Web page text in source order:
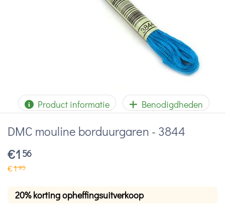
Product informatie Benodigdheden
DMC mouline borduurgaren - 3844
€1 56
€195
20% korting opheffingsuitverkoop